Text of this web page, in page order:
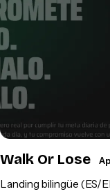
Walk Or Lose
Landing bilingüe (ES/